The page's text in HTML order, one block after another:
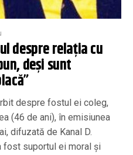
despre relația cu
deși sunt
despre fostul ei coleg,
(46 de ani), în emisiunea
difuzată de Kanal D.
fost suportul ei moral și